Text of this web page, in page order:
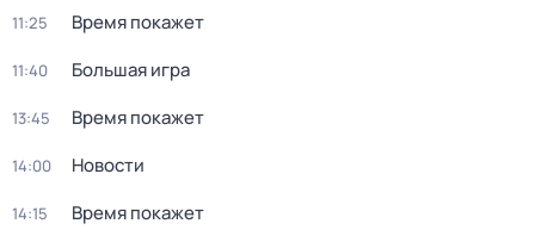
11:25 Время покажет
11:40 Большая игра
13:45 Время покажет
14:00 Новости
14:15 Время покажет